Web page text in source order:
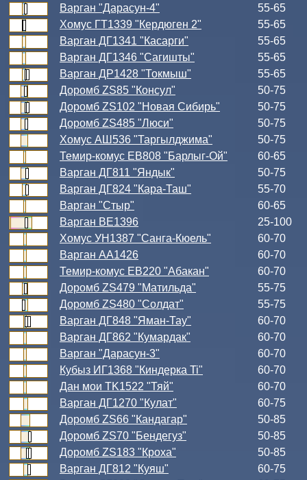
Варган "Дарасун-4"
55-65
Хомус ГТ1339 "Кердюген 2"
55-65
Варган ДГ1341 "Касарги"
55-65
Варган ДГ1346 "Сагишты"
55-65
Варган ДР1428 "Токмыш"
55-65
Доромб ZS85 "Консул"
50-75
Доромб ZS102 "Новая Сибирь"
50-75
Доромб ZS485 "Люси"
50-75
Хомус АШ536 "Таргылджима"
50-75
Темир-комус ЕВ808 "Барлыг-Ой"
60-65
Варган ДГ811 "Яндык"
50-75
Варган ДГ824 "Кара-Таш"
55-70
Варган "Стыр"
60-65
Варган ВЕ1396
25-100
Хомус УН1387 "Санга-Кюель"
60-70
Варган АА1426
60-70
Темир-комус ЕВ220 "Абакан"
60-70
Доромб ZS479 "Матильда"
55-75
Доромб ZS480 "Солдат"
55-75
Варган ДГ848 "Яман-Тау"
60-70
Варган ДГ862 "Кумардак"
60-70
Варган "Дарасун-3"
60-70
Кубыз ИГ1368 "Киндерка Ti"
60-70
Дан мои TK1522 "Тяй"
60-70
Варган ДГ1270 "Кулат"
60-75
Доромб ZS66 "Кандагар"
50-85
Доромб ZS70 "Бендегуз"
50-85
Доромб ZS183 "Кроха"
50-85
Варган ДГ812 "Куяш"
60-75